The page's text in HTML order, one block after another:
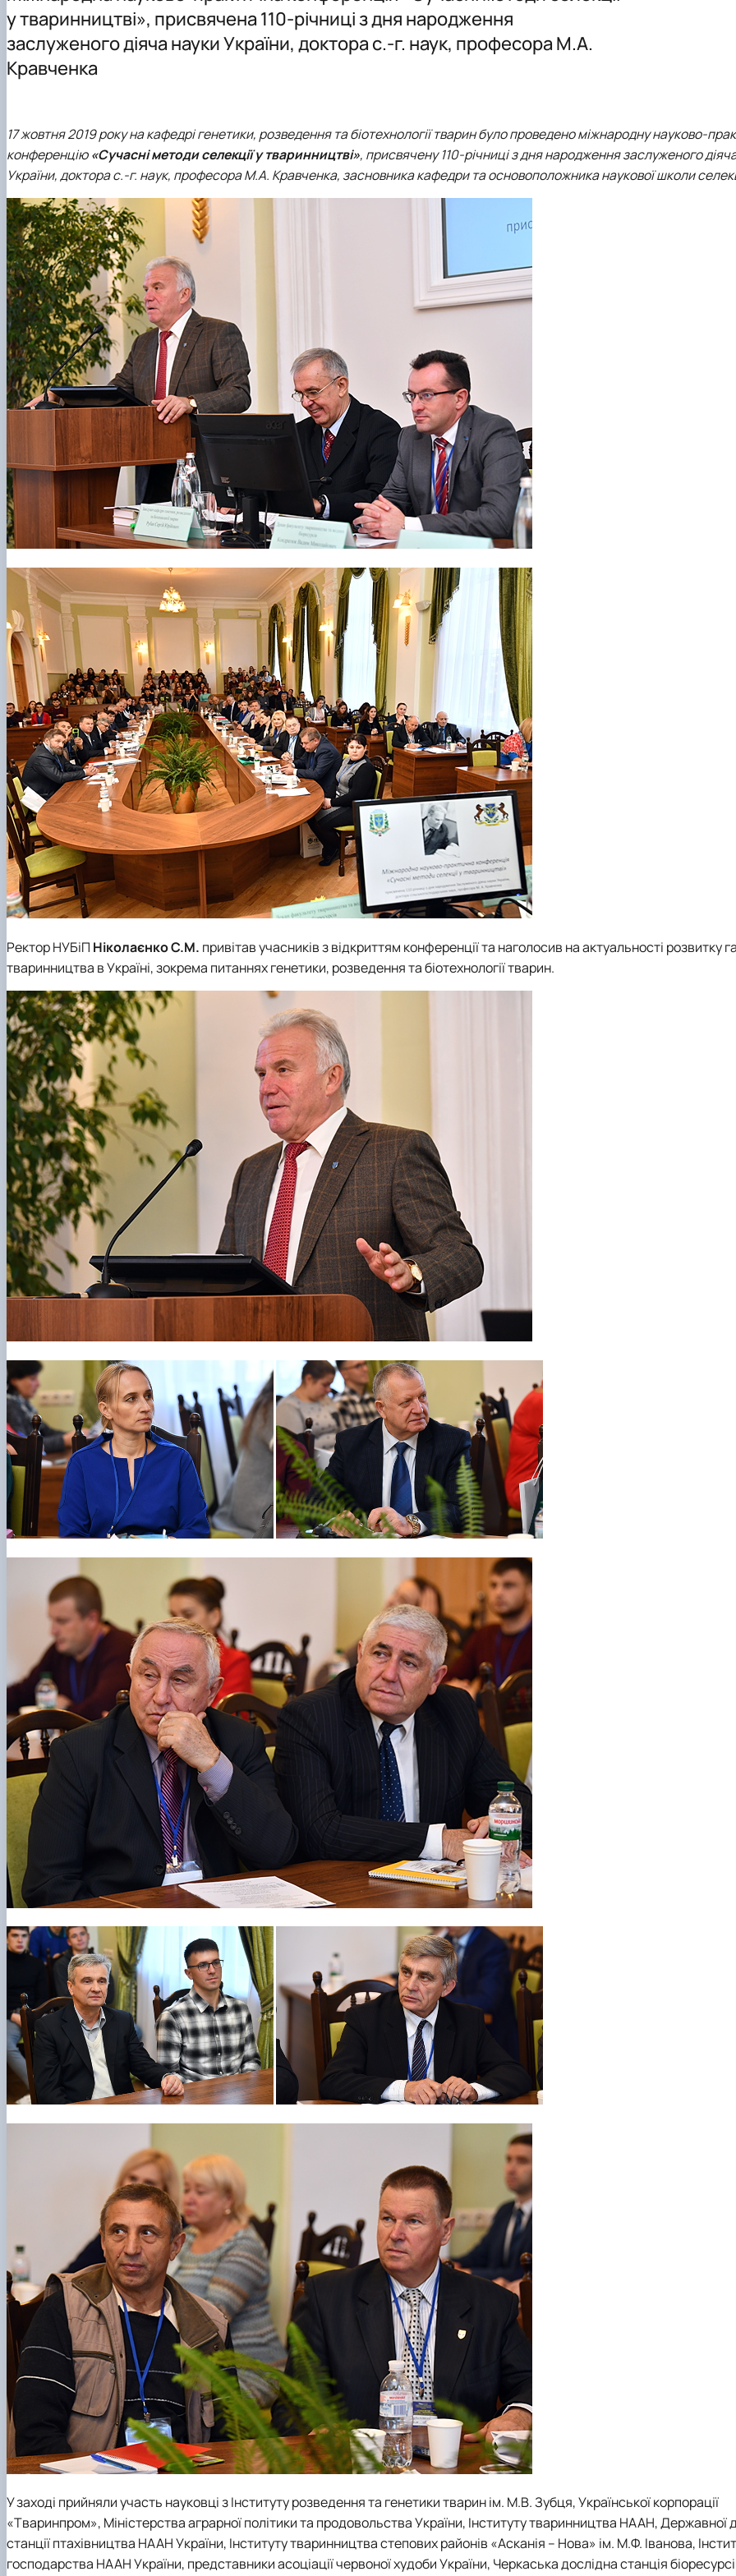
Навчальні лабораторії
Можливості працевлаштування
Практика студентів
Фотогалерея
Наукові гуртки
Гурток "Розведення та селекція тварин"
Гурток "Генетика тварин"
Аспірантура
у тваринництві», присвячена 110-річниці з дня народження
заслуженого діяча науки України, доктора с.-г. наук, професора М.А.
Кравченка
17 жовтня 2019 року на кафедрі генетики, розведення та біотехнології тварин було проведено міжнародну науково-
конференцію«Сучасні методи селекції у тваринництві», присвячену 110-річниці з дня народження заслуженого
України, доктора с.-г. наук, професораМ.А. Кравченка, засновника кафедри та основоположника наукової школи
Ректор НУБіП Ніколаєнко С.М. привітав учасників з відкриттям конференції та наголосив на актуальності розвитку
тваринництва в Україні, зокрема питаннях генетики, розведення та біотехнології тварин.
У заході прийняли участь науковці з Інституту розведення та генетики тварин ім. М.В. Зубця, Української корпорації
«Тваринпром», Міністерства аграрної політики та продовольства України, Інституту тваринництва НААН, Державної
станції птахівництва НААН України, Інституту тваринництва степових районів «Асканія – Нова» ім. М.Ф. Іванова,
господарства НААН України, представники асоціації червоної худоби України, Черкаська дослідна станція